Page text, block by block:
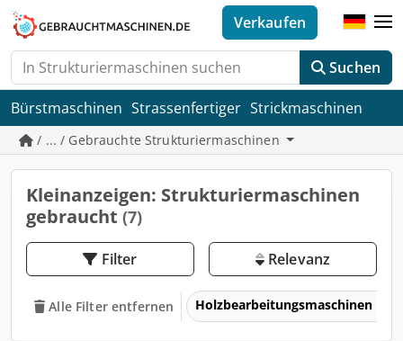
Suchen
Verkaufen
Bürstmaschinen Strassenfertiger Strickmaschinen
/ ... / Gebrauchte Strukturiermaschinen
Kleinanzeigen: Strukturiermaschinen
gebraucht (7)
Filter Relevanz
Alle Filter entfernen Holzbearbeitungsmaschinen